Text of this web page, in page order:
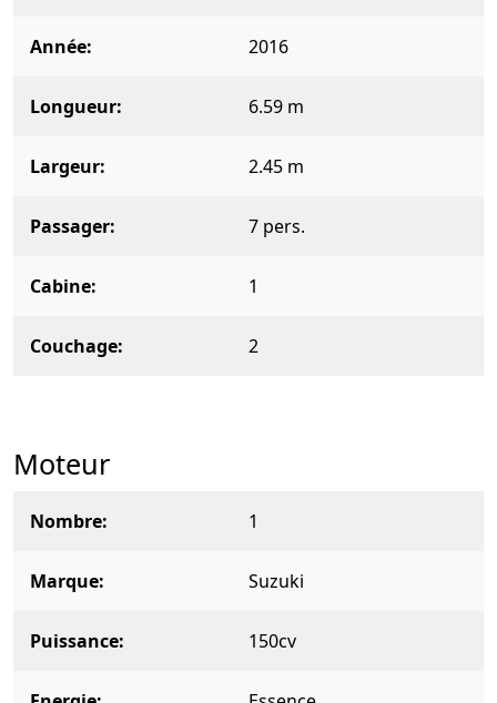
Année 2016
Longueur 6.59 m
Largeur 2.45 m
Passager 7 pers.
Cabine 1
Couchage 2
Moteur
Nombre 1
Marque Suzuki
Puissance 150cv